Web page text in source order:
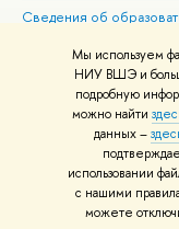
Мы используем
НИУ ВШЭ и
подробную
можно найти
данных –
использовании
с нашими
можете
Сведения об
Людям с
Единая платежная
Работа в Вышке
© НИУ ВШЭ 1993–2026
материалов Политика
Шрифты HSE Sans и